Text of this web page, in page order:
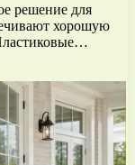
решение для
хорошую